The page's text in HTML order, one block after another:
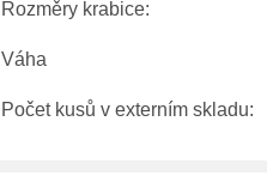
Rozměry krabice:
Váha
Počet kusů v externím skladu: